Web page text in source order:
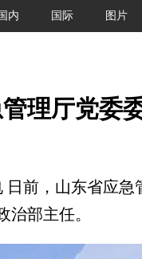
国内 国际 图片
理厅党委
前，山东省应急
治部主任。